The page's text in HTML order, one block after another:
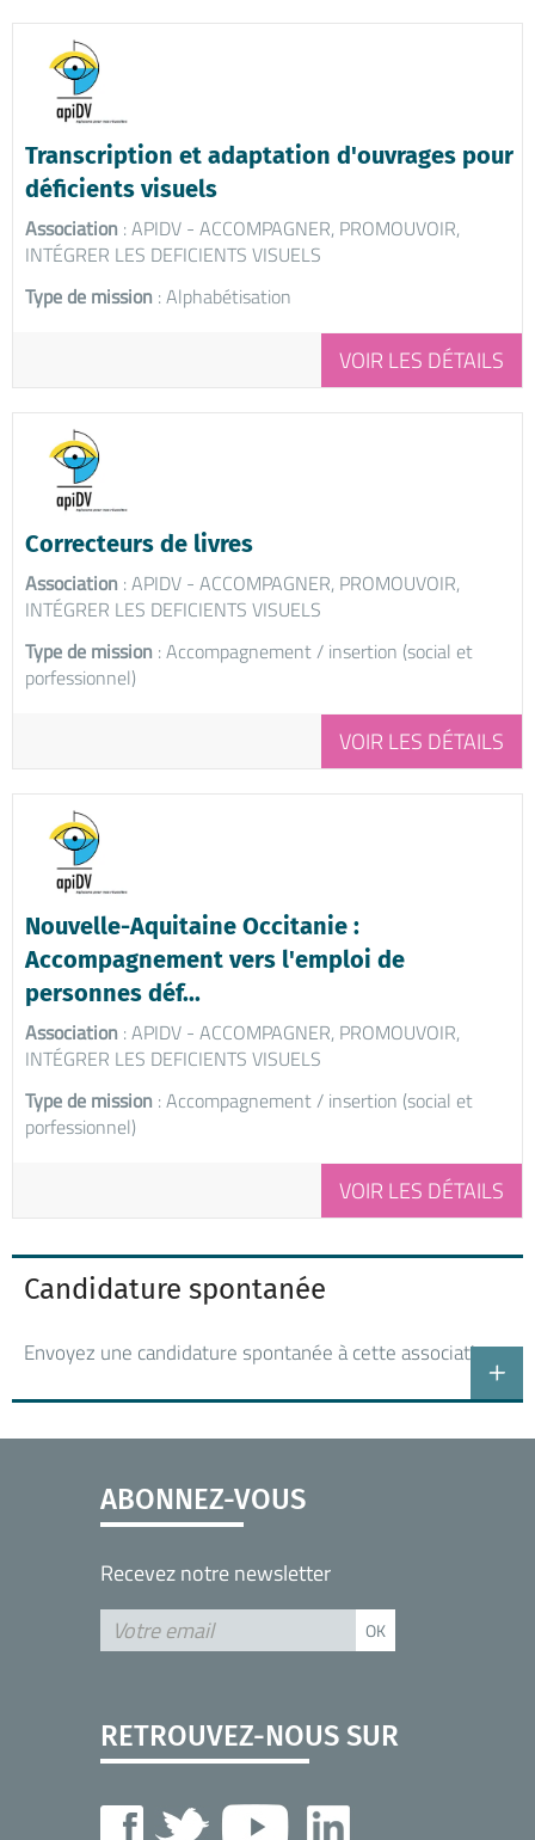
Transcription et adaptation d'ouvrages pour
déficients visuels
Association : APIDV - ACCOMPAGNER, PROMOUVOIR,
INTÉGRER LES DEFICIENTS VISUELS
Type de mission : Alphabétisation
VOIR LES DÉTAILS
Correcteurs de livres
Association : APIDV - ACCOMPAGNER, PROMOUVOIR,
INTÉGRER LES DEFICIENTS VISUELS
Type de mission : Accompagnement / insertion (social et
porfessionnel)
VOIR LES DÉTAILS
Nouvelle-Aquitaine Occitanie :
Accompagnement vers l'emploi de
personnes déf...
Association : APIDV - ACCOMPAGNER, PROMOUVOIR,
INTÉGRER LES DEFICIENTS VISUELS
Type de mission : Accompagnement / insertion (social et
porfessionnel)
VOIR LES DÉTAILS
Candidature spontanée
Envoyez une candidature spontanée à cette association
ABONNEZ-VOUS
Recevez notre newsletter
RETROUVEZ-NOUS SUR